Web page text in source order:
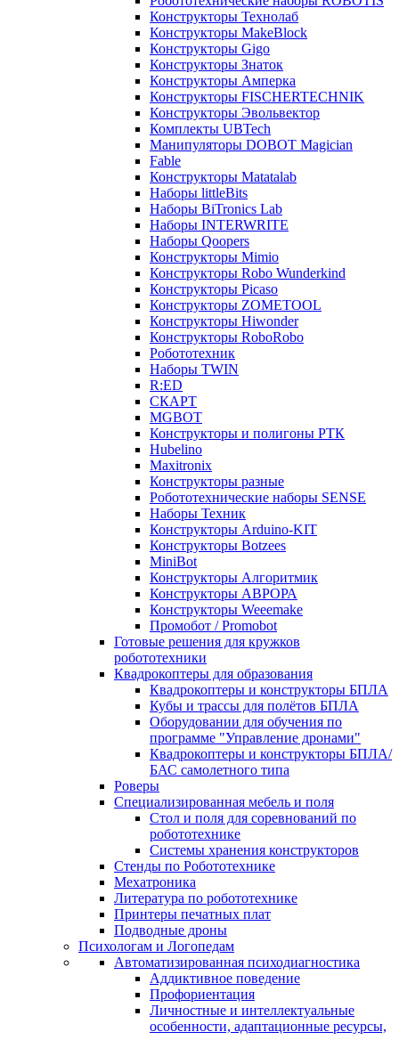
Конструкторы Технолаб
Конструкторы MakeBlock
Конструкторы Gigo
Конструкторы Знаток
Конструкторы Амперка
Конструкторы FISCHERTECHNIK
Конструкторы Эвольвектор
Комплекты UBTech
Манипуляторы DOBOT Magician
Fable
Конструкторы Matatalab
Наборы littleBits
Наборы BiTronics Lab
Наборы INTERWRITE
Наборы Qoopers
Конструкторы Mimio
Конструкторы Robo Wunderkind
Конструкторы Picaso
Конструкторы ZOMETOOL
Конструкторы Hiwonder
Конструкторы RoboRobo
Робототехник
Наборы TWIN
R:ED
СКАРТ
MGBOT
Конструкторы и полигоны РТК
Hubelino
Maxitronix
Конструкторы разные
Робототехнические наборы SENSE
Наборы Техник
Конструкторы Arduino-KIT
Конструкторы Botzees
MiniBot
Конструкторы Алгоритмик
Конструкторы АВРОРА
Конструкторы Weeemake
Промобот / Promobot
Готовые решения для кружков
робототехники
Квадрокоптеры для образования
Квадрокоптеры и конструкторы БПЛА
Кубы и трассы для полётов БПЛА
Оборудовании для обучения по
программе "Управление дронами"
Квадрокоптеры и конструкторы БПЛА/
БАС самолетного типа
Роверы
Специализированная мебель и поля
Стол и поля для соревнований по
робототехнике
Системы хранения конструкторов
Стенды по Робототехнике
Мехатроника
Литература по робототехнике
Принтеры печатных плат
Подводные дроны
Психологам и Логопедам
Автоматизированная психодиагностика
Аддиктивное поведение
Профориентация
Личностные и интеллектуальные
особенности, адаптационные ресурсы,